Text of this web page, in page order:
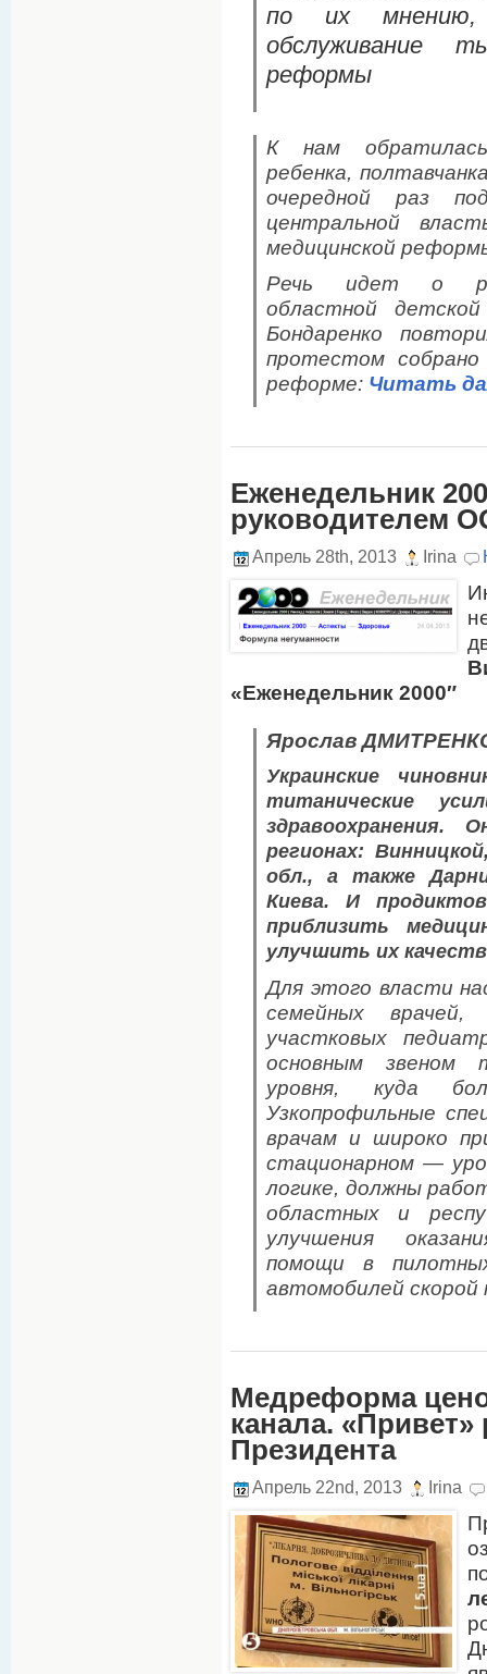
по их мнению,
обслуживание
реформы
К нам
ребенка,
очередной раз
центральной
медицинской
Речь идет о
областной
Бондаренко
протестом собрано
реформе: Читать
Еженедельник
руководителем
Апрель 28th, 2013 Irina
«Еженедельник 2000″
Ярослав
Украинские
титанические
здравоохранения.
регионах:
обл., а также
Киева. И
приблизить
улучшить их
Для этого власти
семейных
участковых
основным звеном
уровня, куда
Узкопрофильные
врачам и широко
стационарном —
логике, должны
областных и
улучшения
помощи в
автомобилей
Медреформа
канала.
Президента
Апрель 22nd, 2013 Irina